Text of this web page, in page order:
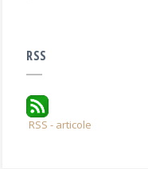
RSS
RSS - articole